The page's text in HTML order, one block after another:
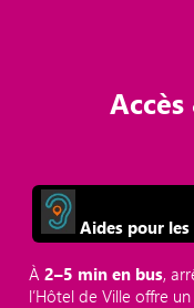
Aides pour
À2–5 min en bus,
l’Hôtel de Ville offre